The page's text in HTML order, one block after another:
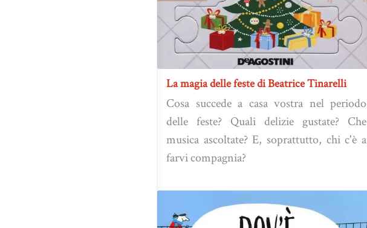
La magia delle feste di Beatrice Tinarelli
Cosa succede a casa vostra nel periodo
delle feste? Quali delizie gustate? Che
musica ascoltate? E, soprattutto, chi c'è a
farvi compagnia?